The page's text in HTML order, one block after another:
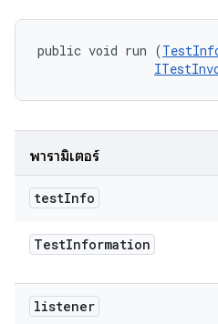
public void run (
พารามิเตอร์
testInfo
TestInformation
listener